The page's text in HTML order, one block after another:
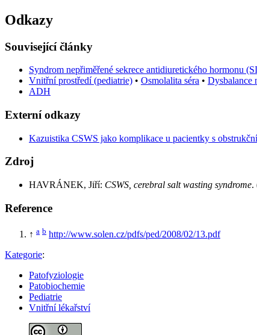
Odkazy
Související články
Syndrom nepřiměřené sekrece antidiuretického hormonu
Vnitřní prostředí (pediatrie) • Osmolalita séra • Dysbalance
ADH
Externí odkazy
Kazuistika CSWS jako komplikace u pacientky s
Zdroj
HAVRÁNEK, Jiří: CSWS, cerebral salt wasting syndrome.
Reference
↑ a b http://www.solen.cz/pdfs/ped/2008/02/13.pdf
Kategorie:
Patofyziologie
Patobiochemie
Pediatrie
Vnitřní lékařství